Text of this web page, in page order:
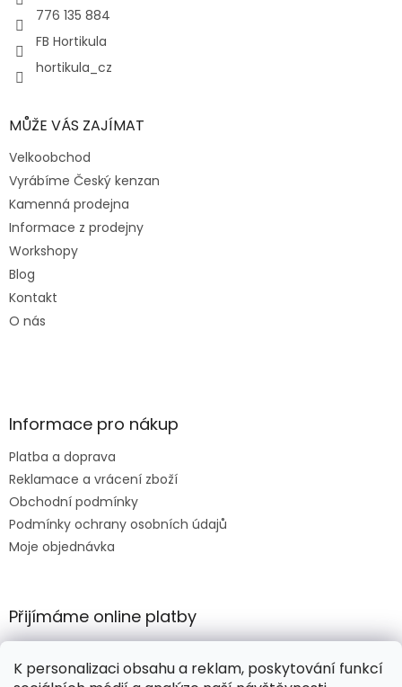
K personalizaci obsahu a reklam, poskytování funkcí
776 135 884
FB Hortikula
hortikula_cz
MŮŽE VÁS ZAJÍMAT
Velkoobchod
Vyrábíme Český kenzan
Kamenná prodejna
Informace z prodejny
Workshopy
Blog
Kontakt
O nás
Informace pro nákup
Platba a doprava
Reklamace a vrácení zboží
Obchodní podmínky
Podmínky ochrany osobních údajů
Moje objednávka
Přijímáme online platby